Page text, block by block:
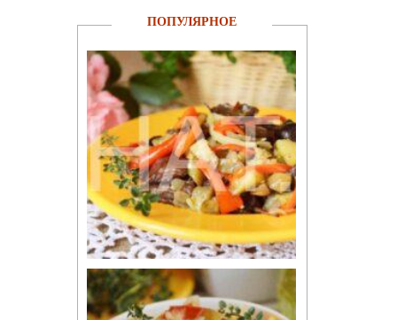
ПОПУЛЯРНОЕ